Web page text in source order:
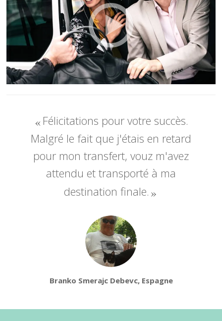
Félicitations pour votre succès.
Malgré le fait que j'étais en retard
pour mon transfert, vouz m'avez
attendu et transporté à ma
destination finale.
Branko Smerajc Debevc, Espagne